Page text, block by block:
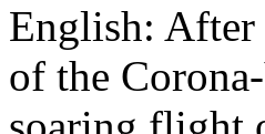
English: After
of the